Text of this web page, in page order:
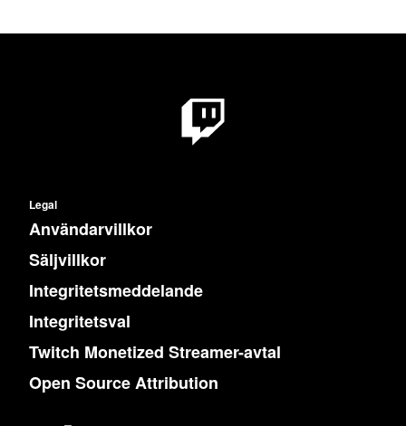
Legal
Användarvillkor
Säljvillkor
Integritetsmeddelande
Integritetsval
Twitch Monetized Streamer-avtal
Open Source Attribution